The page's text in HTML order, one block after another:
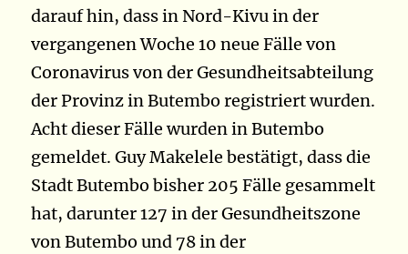
darauf hin, dass in Nord-Kivu in der
vergangenen Woche 10 neue Fälle von
Coronavirus von der Gesundheitsabteilung
der Provinz in Butembo registriert wurden.
Acht dieser Fälle wurden in Butembo
gemeldet. Guy Makelele bestätigt, dass die
Stadt Butembo bisher 205 Fälle gesammelt
hat, darunter 127 in der Gesundheitszone
von Butembo und 78 in der